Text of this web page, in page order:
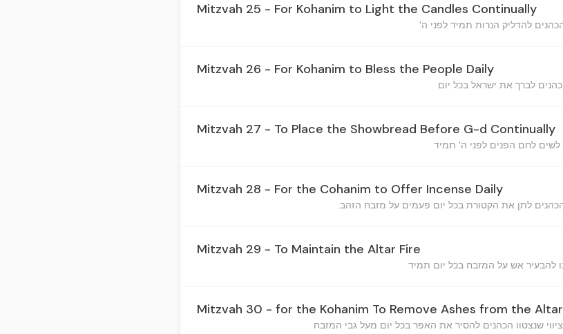
Mitzvah 25 - For Kohanim to Light the Candles Continually
Mitzvah 26 - For Kohanim to Bless the People Daily
Mitzvah 27 - To Place the Showbread Before G-d Continually
Mitzvah 28 - For the Cohanim to Offer Incense Daily
Mitzvah 29 - To Maintain the Altar Fire
Mitzvah 30 - for the Kohanim To Remove Ashes from the Altar